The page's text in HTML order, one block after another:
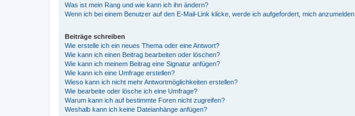
Was ist mein Rang und wie kann ich ihn ändern?
Wenn ich bei einem Benutzer auf den E-Mail-Link klicke, werde ich aufgefordert, mich anzumelden.
Beiträge schreiben
Wie erstelle ich ein neues Thema oder eine Antwort?
Wie kann ich einen Beitrag bearbeiten oder löschen?
Wie kann ich meinem Beitrag eine Signatur anfügen?
Wie kann ich eine Umfrage erstellen?
Wieso kann ich nicht mehr Antwortmöglichkeiten erstellen?
Wie bearbeite oder lösche ich eine Umfrage?
Warum kann ich auf bestimmte Foren nicht zugreifen?
Weshalb kann ich keine Dateianhänge anfügen?